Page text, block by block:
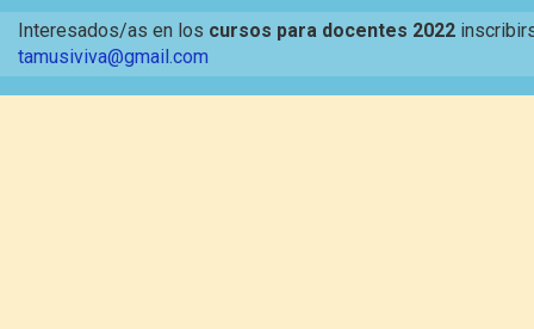
Interesados/as en los cursos para docentes 2022
tamusiviva@gmail.com